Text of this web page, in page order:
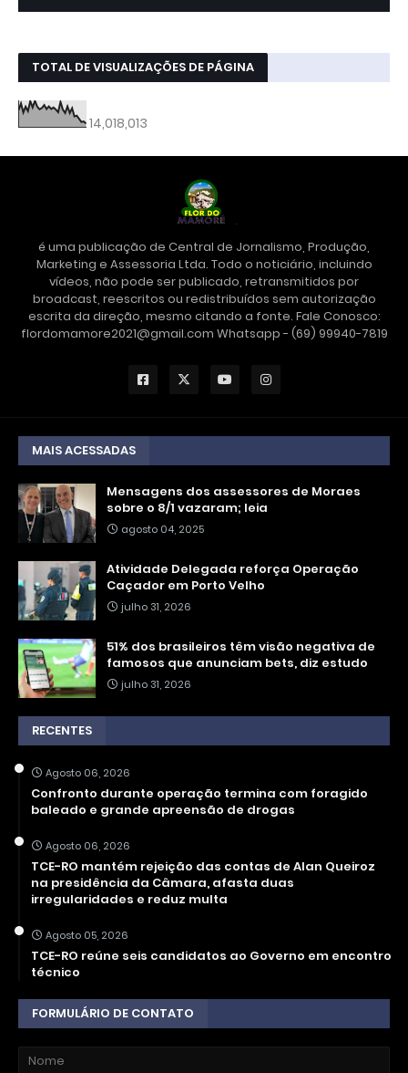
TOTAL DE VISUALIZAÇÕES DE PÁGINA
14,018,013
é uma publicação de Central de Jornalismo, Produção,
Marketing e Assessoria Ltda. Todo o noticiário, incluindo
vídeos, não pode ser publicado, retransmitidos por
broadcast, reescritos ou redistribuídos sem autorização
escrita da direção, mesmo citando a fonte. Fale Conosco:
flordomamore2021@gmail.com Whatsapp - (69) 99940-7819
MAIS ACESSADAS
Mensagens dos assessores de Moraes
sobre o 8/1 vazaram; leia
agosto 04, 2025
Atividade Delegada reforça Operação
Caçador em Porto Velho
julho 31, 2026
51% dos brasileiros têm visão negativa de
famosos que anunciam bets, diz estudo
julho 31, 2026
RECENTES
Agosto 06, 2026
Confronto durante operação termina com foragido
baleado e grande apreensão de drogas
Agosto 06, 2026
TCE-RO mantém rejeição das contas de Alan Queiroz
na presidência da Câmara, afasta duas
irregularidades e reduz multa
Agosto 05, 2026
TCE-RO reúne seis candidatos ao Governo em encontro
técnico
FORMULÁRIO DE CONTATO